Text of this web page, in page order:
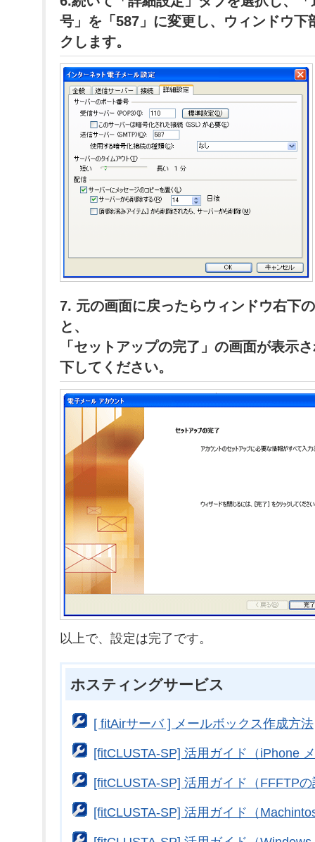
号」を「587」に変更し、ウィンドウ下
クします。
7. 元の画面に戻ったらウィンドウ右下
と、
「セットアップの完了」の画面が表示
下してください。
以上で、設定は完了です。
ホスティングサービス
[ fitAirサーバ ] メールボックス作成方法
[fitCLUSTA-SP] 活用ガイド（iPhone
[fitCLUSTA-SP] 活用ガイド（FFFTP
[fitCLUSTA-SP] 活用ガイド（